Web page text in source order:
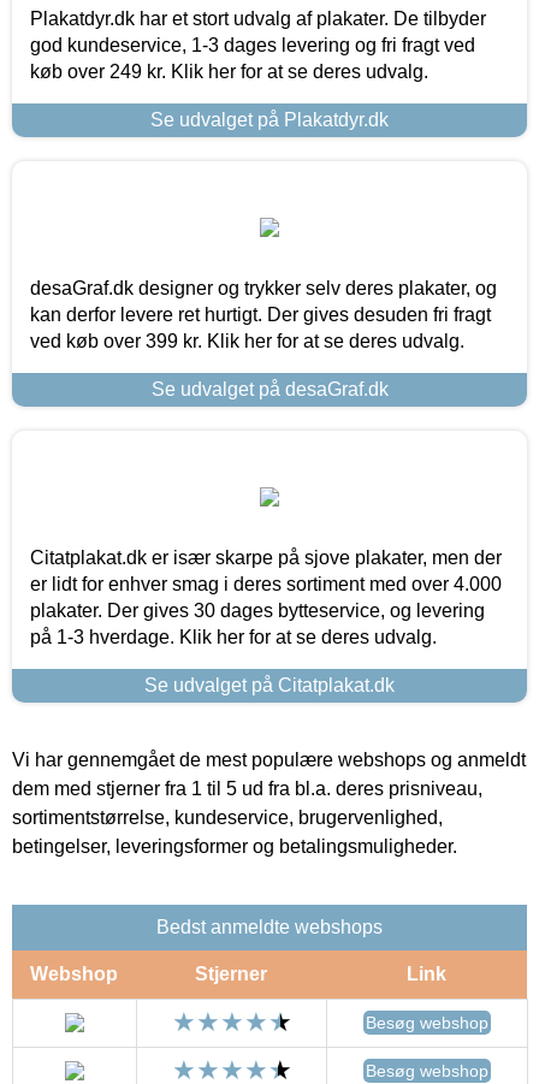
Plakatdyr.dk har et stort udvalg af plakater. De tilbyder
god kundeservice, 1-3 dages levering og fri fragt ved
køb over 249 kr. Klik her for at se deres udvalg.
Se udvalget på Plakatdyr.dk
desaGraf.dk designer og trykker selv deres plakater, og
kan derfor levere ret hurtigt. Der gives desuden fri fragt
ved køb over 399 kr. Klik her for at se deres udvalg.
Se udvalget på desaGraf.dk
Citatplakat.dk er især skarpe på sjove plakater, men der
er lidt for enhver smag i deres sortiment med over 4.000
plakater. Der gives 30 dages bytteservice, og levering
på 1-3 hverdage. Klik her for at se deres udvalg.
Se udvalget på Citatplakat.dk
Vi har gennemgået de mest populære webshops og anmeldt
dem med stjerner fra 1 til 5 ud fra bl.a. deres prisniveau,
sortimentstørrelse, kundeservice, brugervenlighed,
betingelser, leveringsformer og betalingsmuligheder.
Bedst anmeldte webshops
Webshop Stjerner Link
Besøg webshop
Besøg webshop